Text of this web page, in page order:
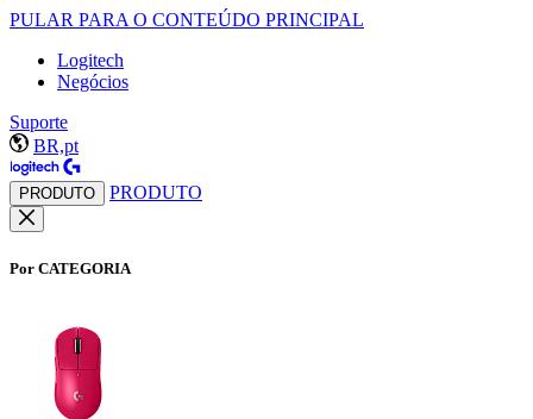
PULAR PARA O CONTEÚDO PRINCIPAL
Logitech
Negócios
Suporte
BR,pt
PRODUTO PRODUTO
Por CATEGORIA